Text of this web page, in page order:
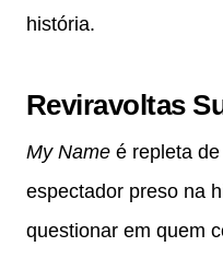
história.
Reviravoltas
My Name é repleta
espectador preso na
questionar em quem